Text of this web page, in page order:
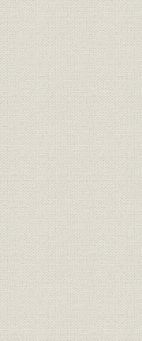
港 昭和42年
せて梁の部分に
ミビーム」
[昭和39年
研修コース 昭和38年
工場全景 昭和41年
表
昭和40年
(1975年)
)の業績推移
第1期(昭
45/4~46/3)
ー源
昭和35年
年)、45年
年)